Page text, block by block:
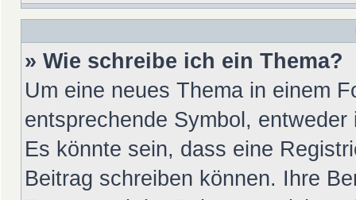
» Wie schreibe ich ein Thema?
Um eine neues Thema in einem
entsprechende Symbol,
Es könnte sein, dass eine
Beitrag schreiben können. Ihre